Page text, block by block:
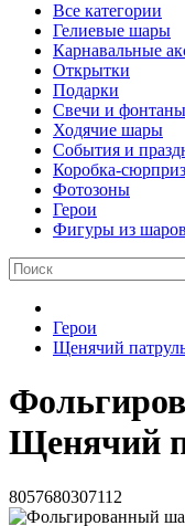
Все категории
Гелиевые шары
Карнавальные
Открытки
Подарки
Свечи и фонтаны
Ходячие шары
События и
Коробка-сюрприз
Фотозоны
Герои
Фигуры из шаров
Герои
Щенячий
Щенячий
8057680307112